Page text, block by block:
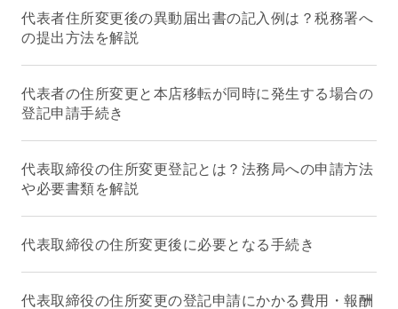
代表者住所変更後の異動届出書の記入例は？税務署へ
の提出方法を解説
代表者の住所変更と本店移転が同時に発生する場合の
登記申請手続き
代表取締役の住所変更登記とは？法務局への申請方法
や必要書類を解説
代表取締役の住所変更後に必要となる手続き
代表取締役の住所変更の登記申請にかかる費用・報酬